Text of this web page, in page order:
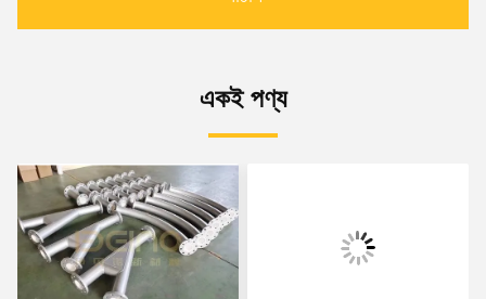
একই পণ্য